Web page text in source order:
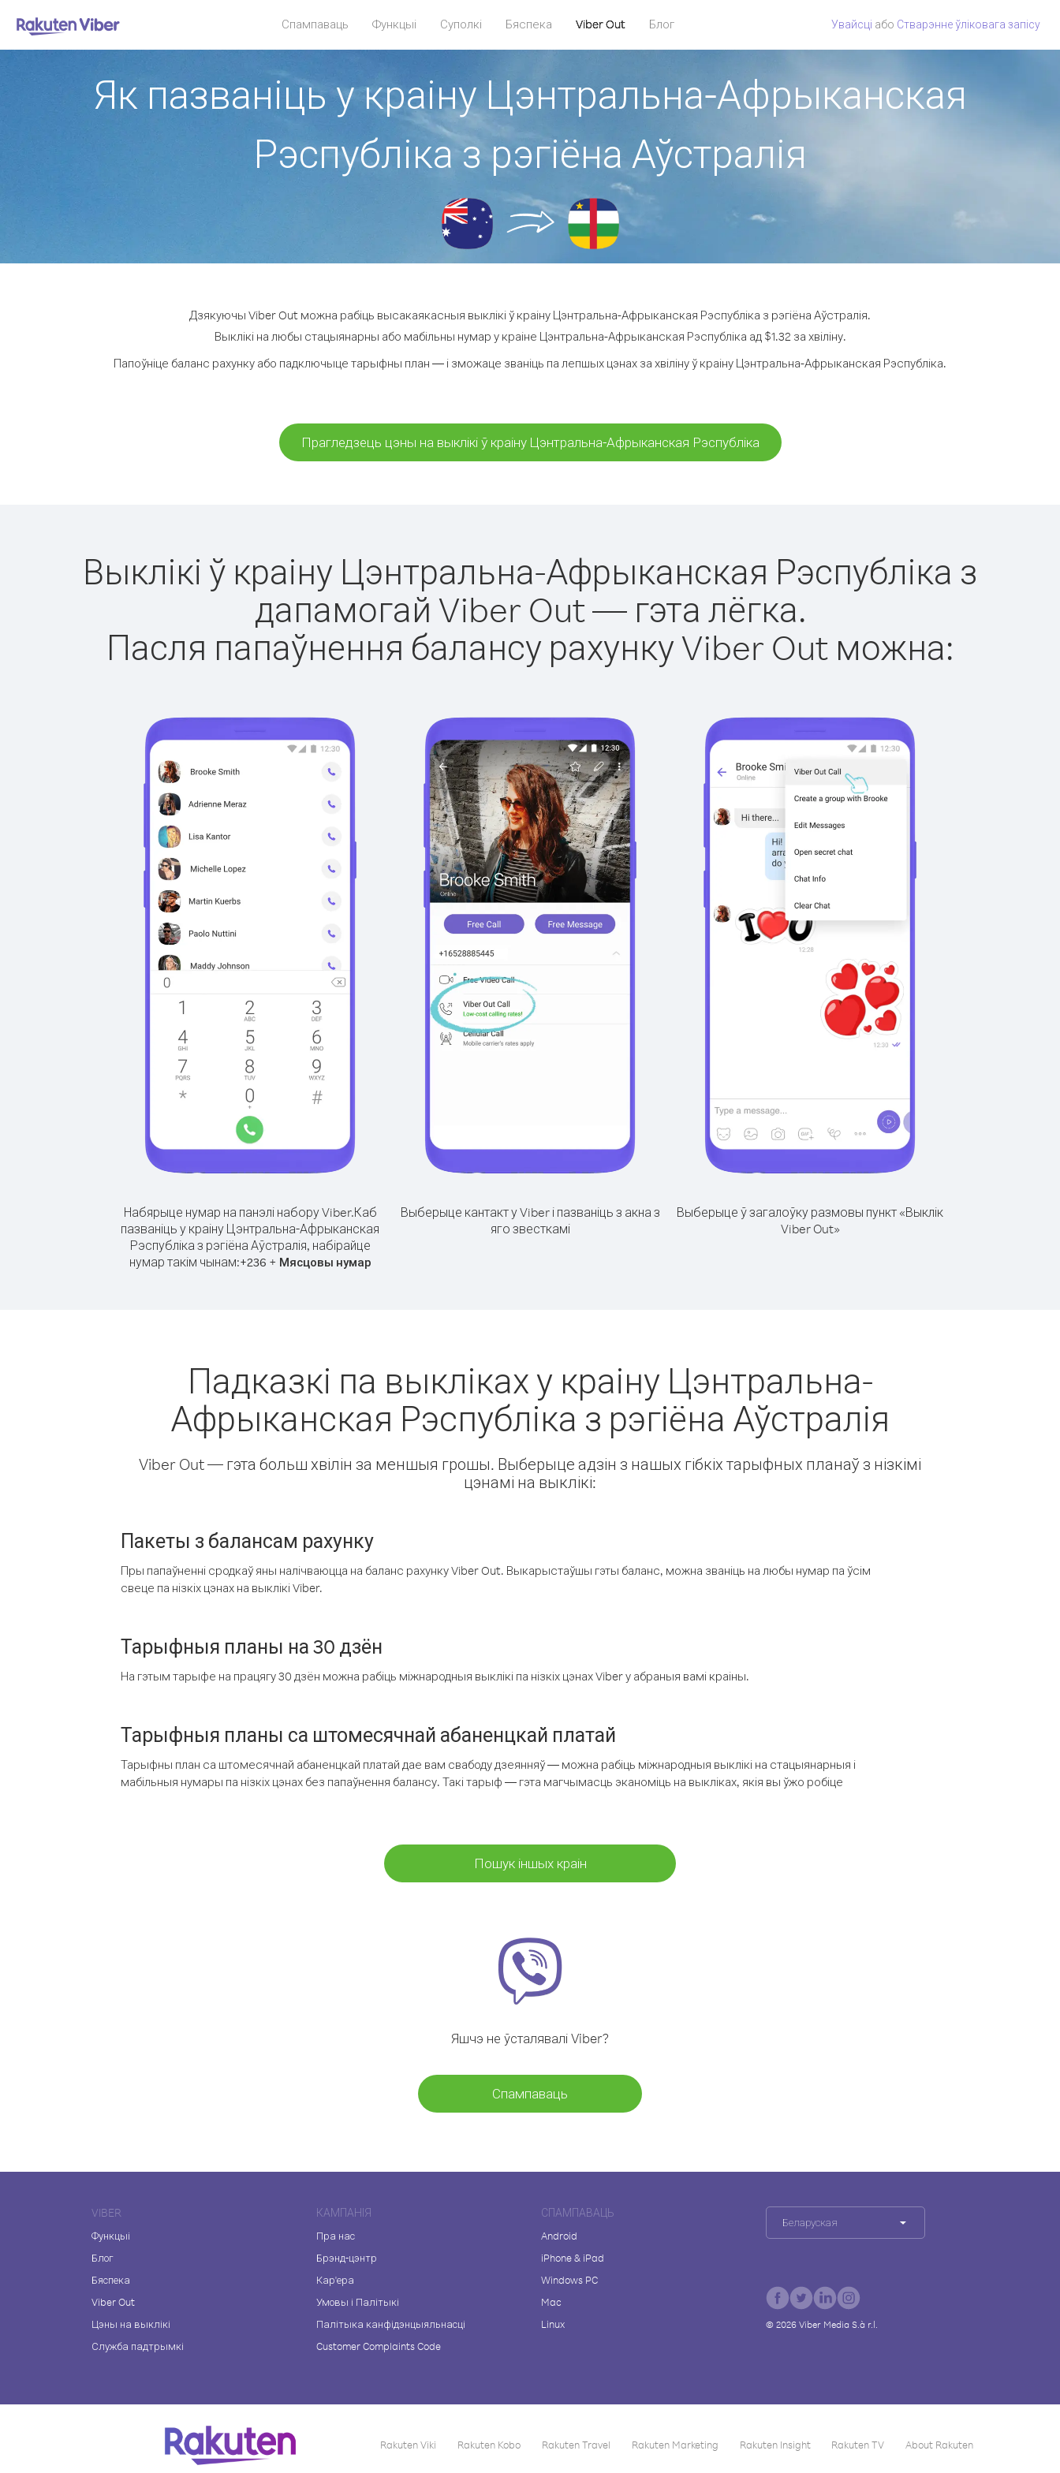
Спампаваць Функцыі Суполкі Бяспека Viber Out Блог Увайсці або Стварэнне ўліковага запісу
Як пазваніць у краіну Цэнтральна-Афрыканская
Рэспубліка з рэгіёна Аўстралія
Дзякуючы Viber Out можна рабіць высакаякасныя выклікі ў краіну Цэнтральна-Афрыканская Рэспубліка з рэгіёна Аўстралія.
Выклікі на любы стацыянарны або мабільны нумар у краіне Цэнтральна-Афрыканская Рэспубліка ад $1.32 за хвіліну.
Папоўніце баланс рахунку або падключыце тарыфны план — і зможаце званіць па лепшых цэнах за хвіліну ў краіну Цэнтральна-Афрыканская Рэспубліка.
Прагледзець цэны на выклікі ў краіну Цэнтральна-Афрыканская Рэспубліка
Выклікі ў краіну Цэнтральна-Афрыканская Рэспубліка з
дапамогай Viber Out — гэта лёгка.
Пасля папаўнення балансу рахунку Viber Out можна:
Набярыце нумар на панэлі набору Viber.Каб
пазваніць у краіну Цэнтральна-Афрыканская
Рэспубліка з рэгіёна Аўстралія, набірайце
нумар такім чынам:+236 + Мясцовы нумар
Выберыце кантакт у Viber і пазваніць з акна з
яго звесткамі
Выберыце ў загалоўку размовы пункт «Выклік
Viber Out»
Падказкі па выкліках у краіну Цэнтральна-
Афрыканская Рэспубліка з рэгіёна Аўстралія
Viber Out — гэта больш хвілін за меншыя грошы. Выберыце адзін з нашых гібкіх тарыфных планаў з нізкімі
цэнамі на выклікі:
Пакеты з балансам рахунку
Пры папаўненні сродкаў яны налічваюцца на баланс рахунку Viber Out. Выкарыстаўшы гэты баланс, можна званіць на любы нумар па ўсім
свеце па нізкіх цэнах на выклікі Viber.
Тарыфныя планы на 30 дзён
На гэтым тарыфе на працягу 30 дзён можна рабіць міжнародныя выклікі па нізкіх цэнах Viber у абраныя вамі краіны.
Тарыфныя планы са штомесячнай абаненцкай платай
Тарыфны план са штомесячнай абаненцкай платай дае вам свабоду дзеянняў — можна рабіць міжнародныя выклікі на стацыянарныя і
мабільныя нумары па нізкіх цэнах без папаўнення балансу. Такі тарыф — гэта магчымасць эканоміць на выкліках, якія вы ўжо робіце
Пошук іншых краін
Яшчэ не ўсталявалі Viber?
Спампаваць
VIBER
Функцыі
Блог
Бяспека
Viber Out
Цэны на выклікі
Служба падтрымкі
КАМПАНІЯ
Пра нас
Брэнд-цэнтр
Кар'ера
Умовы і Палітыкі
Палітыка канфідэнцыяльнасці
Customer Complaints Code
СПАМПАВАЦЬ
Android
iPhone & iPad
Windows PC
Mac
Linux
Беларуская
© 2026 Viber Media S.à r.l.
Rakuten Viki Rakuten Kobo Rakuten Travel Rakuten Marketing Rakuten Insight Rakuten TV About Rakuten